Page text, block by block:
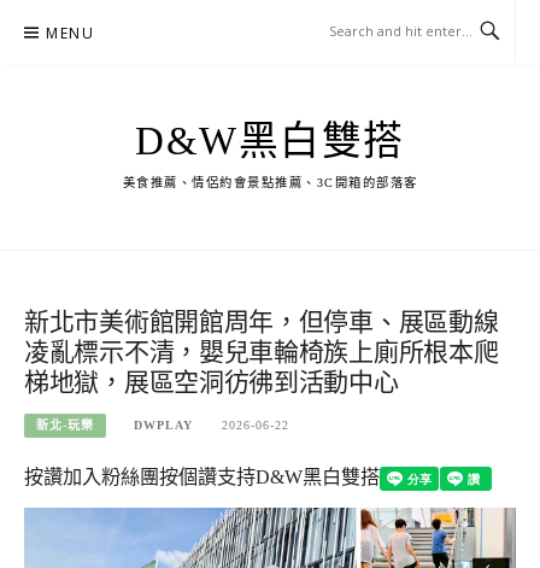
MENU
D&W黑白雙搭
美食推薦、情侶約會景點推薦、3C開箱的部落客
新北市美術館開館周年，但停車、展區動線
凌亂標示不清，嬰兒車輪椅族上廁所根本爬
梯地獄，展區空洞彷彿到活動中心
新北-玩樂 DWPLAY 2026-06-22
按讚加入粉絲團按個讚支持D&W黑白雙搭